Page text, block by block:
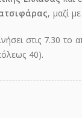
, μαζί
στις 7.30
40).